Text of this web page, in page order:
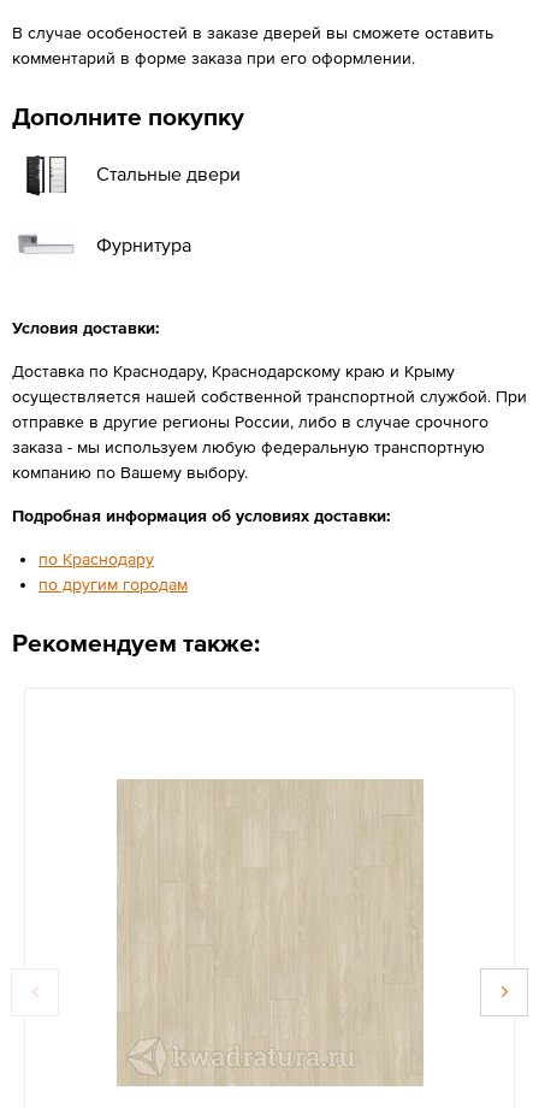
В случае особеностей в заказе дверей вы сможете оставить
комментарий в форме заказа при его оформлении.
Дополните покупку
Стальные двери
Фурнитура
Условия доставки:
Доставка по Краснодару, Краснодарскому краю и Крыму
осуществляется нашей собственной транспортной службой. При
отправке в другие регионы России, либо в случае срочного
заказа - мы используем любую федеральную транспортную
компанию по Вашему выбору.
Подробная информация об условиях доставки:
по Краснодару
по другим городам
Рекомендуем также: